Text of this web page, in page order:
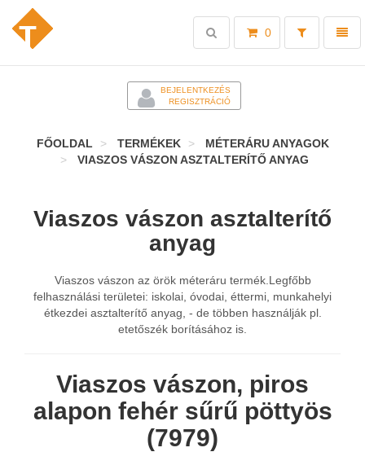
Toggle
0
Toggle
search
BEJELENTKEZÉS
REGISZTRÁCIÓ
FŐOLDAL TERMÉKEK
MÉTERÁRU ANYAGOK
VIASZOS VÁSZON ASZTALTERÍTŐ ANYAG
Viaszos vászon asztalterítő
anyag
Viaszos vászon az örök méteráru termék.Legfőbb
felhasználási területei: iskolai, óvodai, éttermi, munkahelyi
étkezdei asztalterítő anyag, - de többen használják pl.
etetőszék borításához is.
Viaszos vászon, piros
alapon fehér sűrű pöttyös
(7979)